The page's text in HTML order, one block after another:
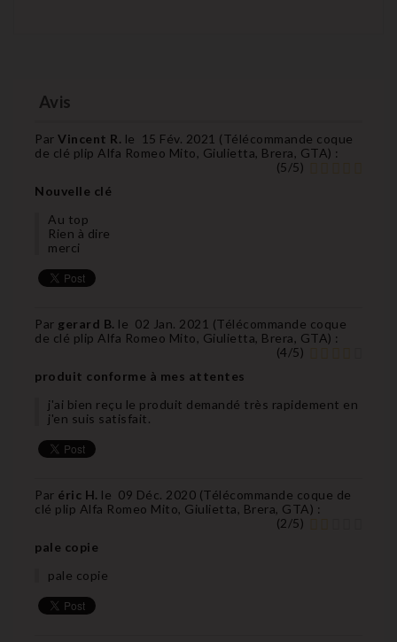
Avis
Par Vincent R. le 15 Fév. 2021 (Télécommande coque
de clé plip Alfa Romeo Mito, Giulietta, Brera, GTA) :
(5/5)
Nouvelle clé
Au top
Rien à dire
merci
Par gerard B. le 02 Jan. 2021 (Télécommande coque
de clé plip Alfa Romeo Mito, Giulietta, Brera, GTA) :
(4/5)
produit conforme à mes attentes
j'ai bien reçu le produit demandé très rapidement en
j'en suis satisfait.
Par éric H. le 09 Déc. 2020 (Télécommande coque de
clé plip Alfa Romeo Mito, Giulietta, Brera, GTA) :
(2/5)
pale copie
pale copie